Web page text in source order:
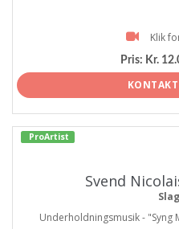
Klik
Pris: Kr.
ProArtist
Svend
Underholdningsmusik - "Syng